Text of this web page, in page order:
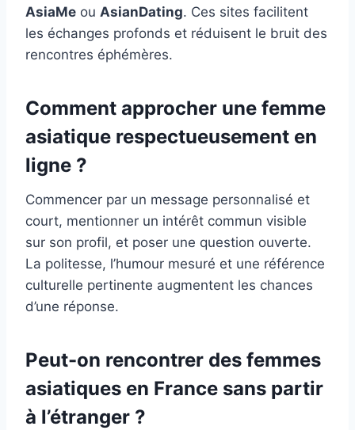
AsiaMe ou AsianDating. Ces sites facilitent
les échanges profonds et réduisent le bruit des
rencontres éphémères.
Comment approcher une femme
asiatique respectueusement en
ligne ?
Commencer par un message personnalisé et
court, mentionner un intérêt commun visible
sur son profil, et poser une question ouverte.
La politesse, l’humour mesuré et une référence
culturelle pertinente augmentent les chances
d’une réponse.
Peut-on rencontrer des femmes
asiatiques en France sans partir
à l’étranger ?